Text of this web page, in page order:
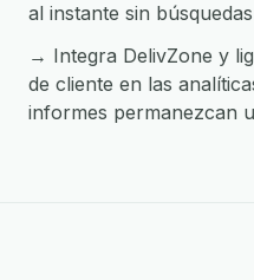
al instante sin
→ Integra DelivZone y
de cliente en las
informes permanezcan